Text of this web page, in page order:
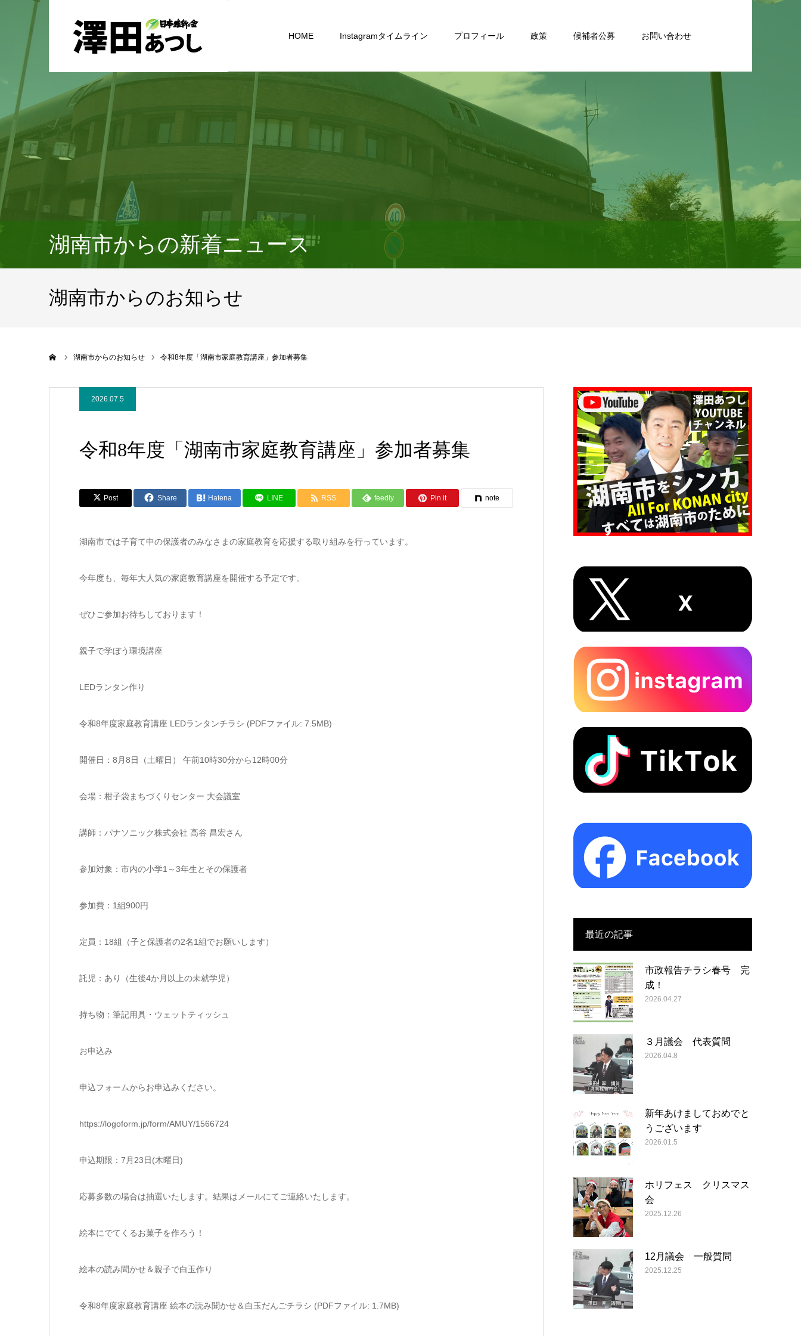
HOME Instagramタイムライン プロフィール 政策 候補者公募 お問い合わせ
湖南市からの新着ニュース
湖南市からのお知らせ
湖南市からのお知らせ 令和8年度「湖南市家庭教育講座」参加者募集
2026.07.5
令和8年度「湖南市家庭教育講座」参加者募集
Post Share Hatena LINE RSS feedly Pin it note
湖南市では子育て中の保護者のみなさまの家庭教育を応援する取り組みを行っています。
今年度も、毎年大人気の家庭教育講座を開催する予定です。
ぜひご参加お待ちしております！
親子で学ぼう環境講座
LEDランタン作り
令和8年度家庭教育講座 LEDランタンチラシ (PDFファイル: 7.5MB)
開催日：8月8日（土曜日） 午前10時30分から12時00分
会場：柑子袋まちづくりセンター 大会議室
講師：パナソニック株式会社 高谷 昌宏さん
参加対象：市内の小学1～3年生とその保護者
参加費：1組900円
定員：18組（子と保護者の2名1組でお願いします）
託児：あり（生後4か月以上の未就学児）
持ち物：筆記用具・ウェットティッシュ
お申込み
申込フォームからお申込みください。
https://logoform.jp/form/AMUY/1566724
申込期限：7月23日(木曜日)
応募多数の場合は抽選いたします。結果はメールにてご連絡いたします。
絵本にでてくるお菓子を作ろう！
絵本の読み聞かせ＆親子で白玉作り
令和8年度家庭教育講座 絵本の読み聞かせ＆白玉だんごチラシ (PDFファイル: 1.7MB)
最近の記事
市政報告チラシ春号 完
成！
2026.04.27
３月議会 代表質問
2026.04.8
新年あけましておめでと
うございます
2026.01.5
ホリフェス クリスマス
会
2025.12.26
12月議会 一般質問
2025.12.25